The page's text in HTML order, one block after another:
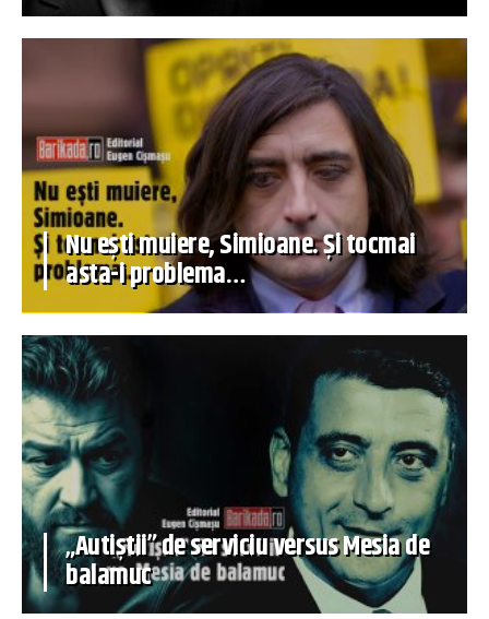
Nu ești muiere, Simioane. Și tocmai
asta-i problema…
„Autiștii” de serviciu versus Mesia de
balamuc